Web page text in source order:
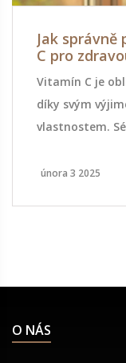
Jak
C pro
Vitamín C je
díky svým
vlastnostem.
zlepšovat
kosmetického
února 3 2025
O NÁS